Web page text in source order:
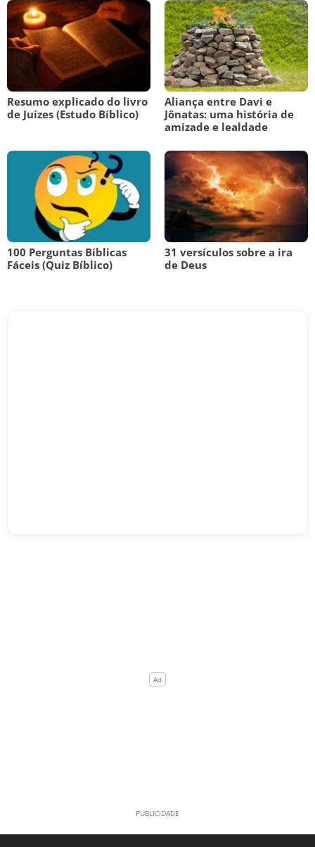
Resumo explicado do livro
de Juízes (Estudo Bíblico)
Aliança entre Davi e
Jônatas: uma história de
amizade e lealdade
100 Perguntas Bíblicas
Fáceis (Quiz Bíblico)
31 versículos sobre a ira
de Deus